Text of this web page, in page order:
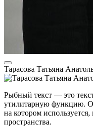
Тарасова Татьяна
Рыбный текст — это
утилитарную функцию.
на котором
пространства.